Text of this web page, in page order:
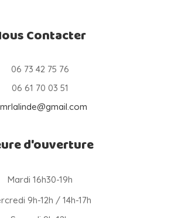
Contacter
06 73 42 75 76
06 61 70 03 51
d'ouverture
Mardi 16h30-19h
9h-12h / 14h-17h